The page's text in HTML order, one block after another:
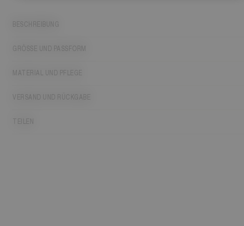
BESCHREIBUNG
GRÖSSE UND PASSFORM
MATERIAL UND PFLEGE
VERSAND UND RÜCKGABE
TEILEN